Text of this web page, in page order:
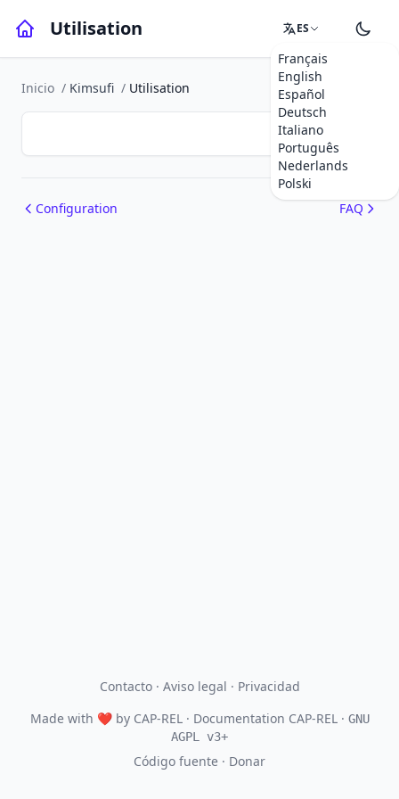
Utilisation ES
Français
English
Español
Deutsch
Italiano
Português
Nederlands
Polski
Inicio / Kimsufi / Utilisation
Configuration FAQ
Contacto· Aviso legal · Privacidad
Made with ❤by CAP-REL· Documentation CAP-REL · GNU
AGPL v3+
Código fuente · Donar